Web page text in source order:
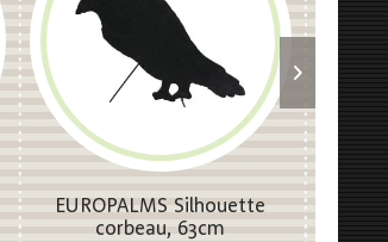
EUROPALMS Silhouette
corbeau, 63cm